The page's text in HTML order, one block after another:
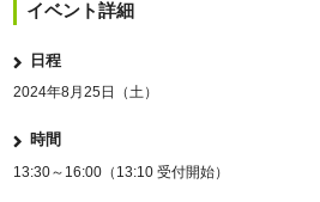
イベント詳細
日程
2024年8月25日（土）
時間
13:30～16:00（13:10 受付開始）